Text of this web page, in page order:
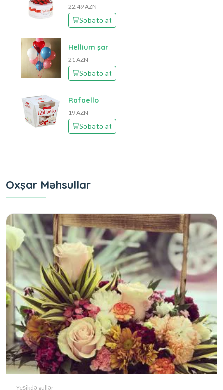
22.49 AZN
Səbətə at
Hellium şar
21 AZN
Səbətə at
Rafaello
19 AZN
Səbətə at
Oxşar Məhsullar
Yeşikdə güllər